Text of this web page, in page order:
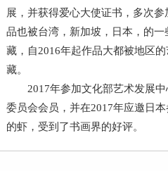
展，并获得爱心大使证书，多次
品也被台湾，新加坡，日本，的
藏，自2016年起作品大都被地区
藏。
2017年参加文化部艺术发展
委员会会员，并在2017年应邀日
的虾，受到了书画界的好评。